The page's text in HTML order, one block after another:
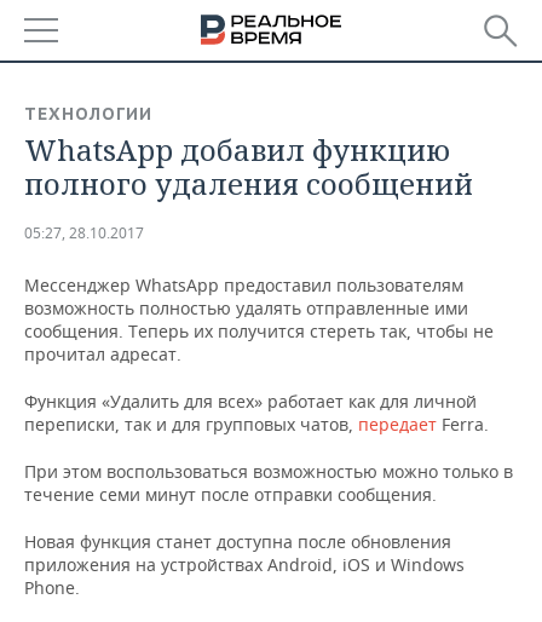
БАШКОРТОСТАН
ТАТАРСТАН
НОВОСТИ
АНАЛИТИКА
ДЕКЛАРАЦИИ О ДОХОДАХ
КОРОЛИ ГОСЗАКАЗА ПФО
ВУЗЫ ТАТАРСТАНА
КОМУ ПРИНАДЛЕЖАТ
ТОРГОВЫЕ ЦЕНТРЫ
НОВОСТИ ЭКОНОМИКИ
ФИНАНСЫ
БАНКИ
БЮДЖЕТ
ИНВЕСТИЦИИ
ПРОМЫШЛЕННОСТЬ
НОВОСТИ
АГРОПРОМ
МАШИНОСТРОЕНИЕ
НЕФТЕХИМИЯ
НЕДВИЖИМОСТЬ
НОВОСТИ НЕДВИЖИМОСТИ
АВТО
НОВОСТИ АВТО
БИЗНЕС
НОВОСТИ БИЗНЕСА
РОЗНИЧНАЯ ТОРГОВЛЯ
ТЕХНОЛОГИИ
НОВОСТИ ТЕХНОЛОГИЙ
МЕРОПРИЯТИЯ
ТЕХНОЛОГИИ
WhatsApp добавил функцию
полного удаления сообщений
05:27, 28.10.2017
Мессенджер WhatsApp предоставил пользователям
возможность полностью удалять отправленные ими
сообщения. Теперь их получится стереть так, чтобы не
прочитал адресат.
Функция «Удалить для всех» работает как для личной
переписки, так и для групповых чатов, передает Ferra.
При этом воспользоваться возможностью можно только в
течение семи минут после отправки сообщения.
Новая функция станет доступна после обновления
приложения на устройствах Android, iOS и Windows
Phone.